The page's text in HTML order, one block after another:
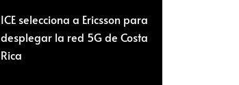
ICE selecciona a Ericsson para
desplegar la red 5G de Costa
Rica